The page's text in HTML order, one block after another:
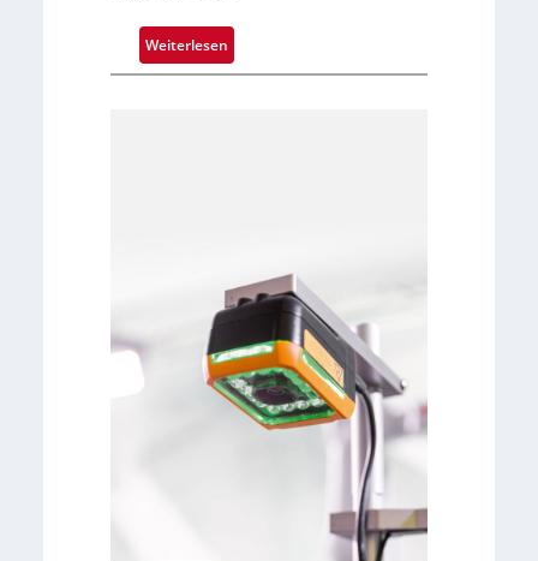
b
o
n
a
i
Weiterlesen:
Z
b
u
t
F